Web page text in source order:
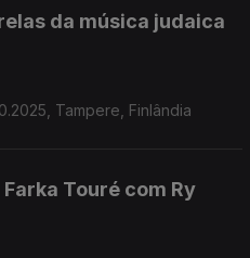
da música judaica
Tampere, Finlândia
Touré com Ry